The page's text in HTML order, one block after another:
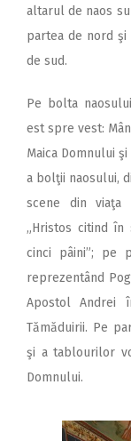
altarul de naos
partea de nord
de sud.
Pe bolta
est spre vest:
Maica Domnului
a bolţii naosului,
scene din viaţa
„Hristos citind în
cinci pâini”; pe
reprezentând
Apostol Andrei
Tămăduirii. Pe
şi a tablourilor
Domnului.